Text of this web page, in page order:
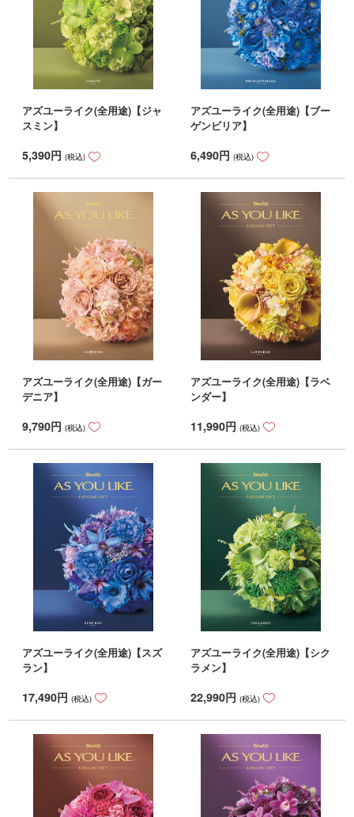
アズユーライク(全用途)【ジャ
スミン】
5,390円 (税込)
アズユーライク(全用途)【ブー
ゲンビリア】
6,490円 (税込)
アズユーライク(全用途)【ガー
デニア】
9,790円 (税込)
アズユーライク(全用途)【ラベ
ンダー】
11,990円 (税込)
アズユーライク(全用途)【スズ
ラン】
17,490円 (税込)
アズユーライク(全用途)【シク
ラメン】
22,990円 (税込)